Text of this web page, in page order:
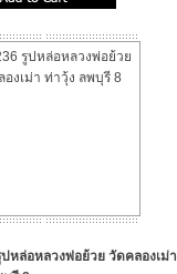
หล่อหลวงพ่อย้วย วัดคลองเม่า